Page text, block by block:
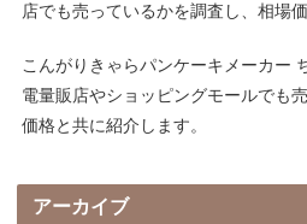
店でも売っているかを調査し、相場
こんがりきゃらパンケーキメーカー
電量販店やショッピングモールでも
価格と共に紹介します。
アーカイブ